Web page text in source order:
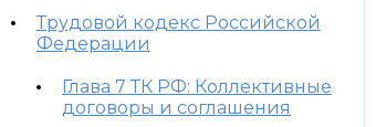
Трудовой кодекс Российской
Федерации
Глава 7 ТК РФ: Коллективные
договоры и соглашения